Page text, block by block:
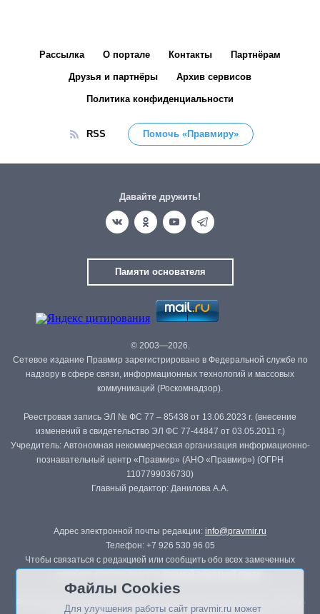
Рассылка О портале Контакты Партнёрам
Друзья и партнёры Архив сервисов
Политика конфиденциальности
RSS Помочь «Правмиру»
Давайте дружить!
Памяти основателя
© 2003—2026.
Сетевое издание Правмир зарегистрировано в Федеральной службе по
надзору в сфере связи, информационных технологий и массовых
коммуникаций (Роскомнадзор).
Реестровая запись ЭЛ № ФС 77 – 85438 от 13.06.2023 г. (внесение
изменений в свидетельство ЭЛ ФС 77-44847 от 03.05.2011 г.)
Учредитель: Автономная некоммерческая организация информационно-
познавательный центр «Правмир» (АНО «Правмир») (ОГРН
1107799036730)
Главный редактор: Данилова А.А.
Адрес электронной почты редакции: info@pravmir.ru
Телефон: +7 926 530 96 05
Чтобы связаться с редакцией или сообщить обо всех замеченных
Републикация материалов сайта в печатных изданиях (книгах, прессе)
Файлы Cookies
Для улучшения работы сайт pravmir.ru может